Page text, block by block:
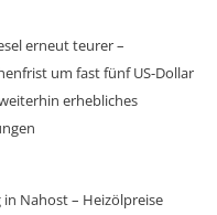
erneut teurer –
um fast fünf US-Dollar
erhebliches
Nahost – Heizölpreise